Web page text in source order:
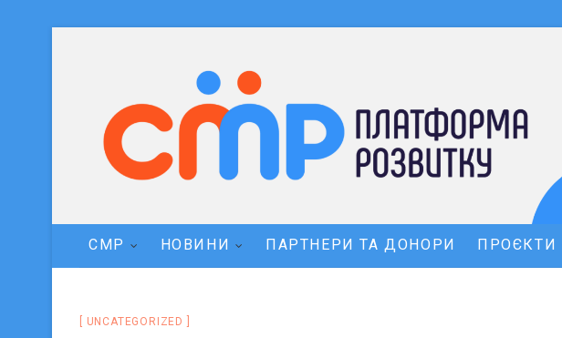
СМР НОВИНИ ПАРТНЕРИ ТА ДОНОРИ ПРОЄКТИ
UNCATEGORIZED